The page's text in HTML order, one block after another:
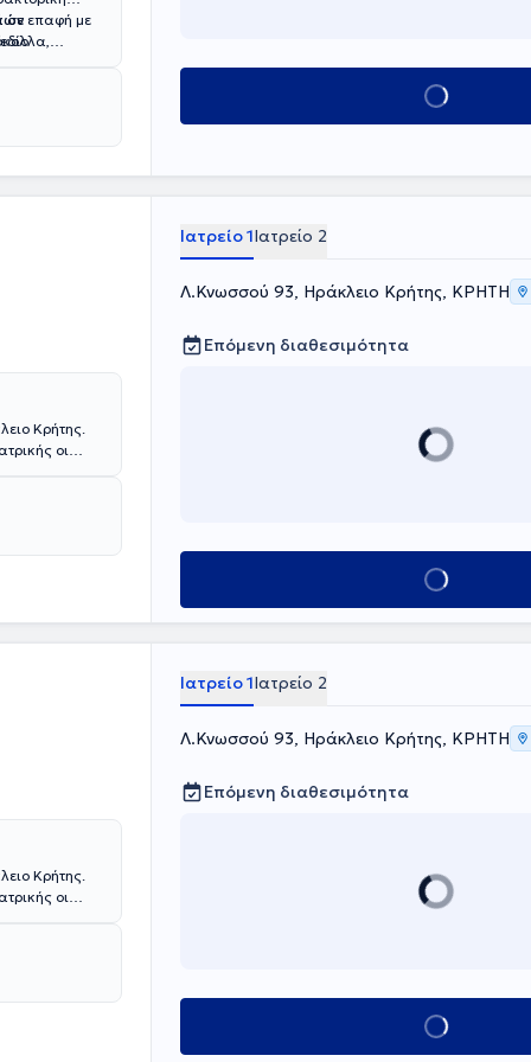
σε επαφή με
των
στην
Κλείσε ραντεβού
Κρήτης.
οι
Ιατρείο 1Ιατρείο 2
Λ.Κνωσσού 93, Ηράκλειο Κρήτης, ΚΡΗΤΗ
Επόμενη διαθεσιμότητα
Κλείσε ραντεβού
Κρήτης.
οι
Ιατρείο 1Ιατρείο 2
Λ.Κνωσσού 93, Ηράκλειο Κρήτης, ΚΡΗΤΗ
Επόμενη διαθεσιμότητα
Κλείσε ραντεβού